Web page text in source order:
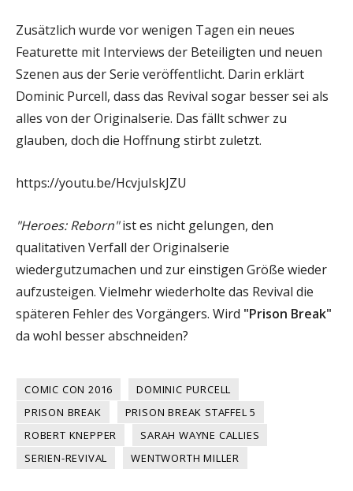
Zusätzlich wurde vor wenigen Tagen ein neues
Featurette mit Interviews der Beteiligten und neuen
Szenen aus der Serie veröffentlicht. Darin erklärt
Dominic Purcell, dass das Revival sogar besser sei als
alles von der Originalserie. Das fällt schwer zu
glauben, doch die Hoffnung stirbt zuletzt.
https://youtu.be/HcvjuIskJZU
"Heroes: Reborn"ist es nicht gelungen, den
qualitativen Verfall der Originalserie
wiedergutzumachen und zur einstigen Größe wieder
aufzusteigen. Vielmehr wiederholte das Revival die
späteren Fehler des Vorgängers. Wird "Prison Break"
da wohl besser abschneiden?
COMIC CON 2016
DOMINIC PURCELL
PRISON BREAK
PRISON BREAK STAFFEL 5
ROBERT KNEPPER
SARAH WAYNE CALLIES
SERIEN-REVIVAL
WENTWORTH MILLER